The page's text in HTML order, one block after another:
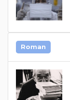
Roman